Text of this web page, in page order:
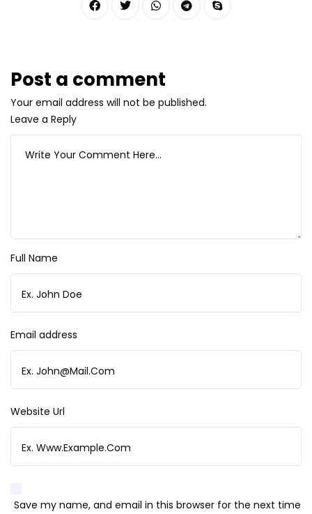
Post a comment
Your email address will not be published.
Leave a Reply
Full Name
Email address
Website Url
Save my name, and email in this browser for the next time